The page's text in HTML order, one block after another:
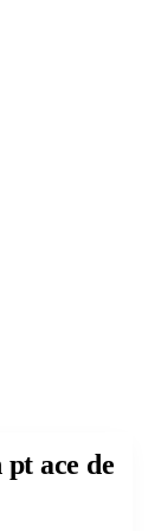
ace de